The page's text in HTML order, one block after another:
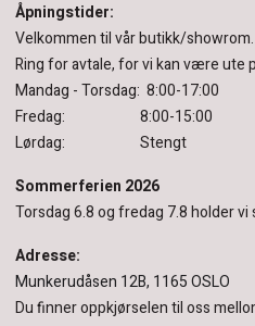
Åpningstider:
Velkommen til vår butikk/showrom.
Ring for avtale, for vi kan være ute
Mandag - Torsdag: 8:00-17:00
Fredag: 8:00-15:00
Lørdag: Stengt
Sommerferien 2026
Torsdag 6.8 og fredag 7.8 holder
Adresse:
Munkerudåsen 12B, 1165 OSLO
Du finner oppkjørselen til oss